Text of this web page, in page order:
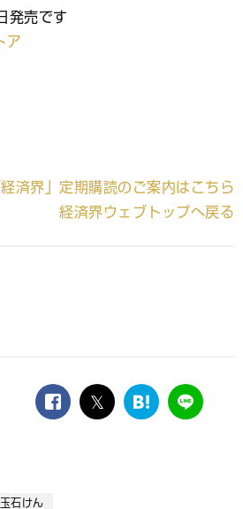
発売です
ア
済界」定期購読のご案内はこちら
経済界ウェブトップへ戻る
facebook
twitter
は
LINE
石けん